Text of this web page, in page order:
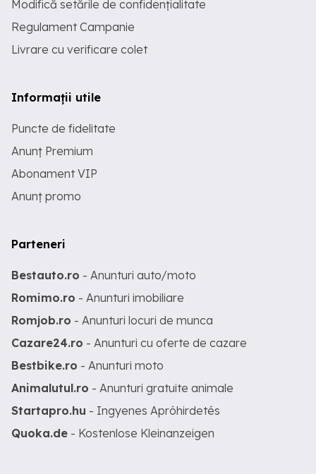
Modifică setările de confidențialitate
Regulament Campanie
Livrare cu verificare colet
Informații utile
Puncte de fidelitate
Anunț Premium
Abonament VIP
Anunț promo
Parteneri
Bestauto.ro - Anunturi auto/moto
Romimo.ro - Anunturi imobiliare
Romjob.ro - Anunturi locuri de munca
Cazare24.ro - Anunturi cu oferte de cazare
Bestbike.ro - Anunturi moto
Animalutul.ro - Anunturi gratuite animale
Startapro.hu - Ingyenes Apróhirdetés
Quoka.de - Kostenlose Kleinanzeigen